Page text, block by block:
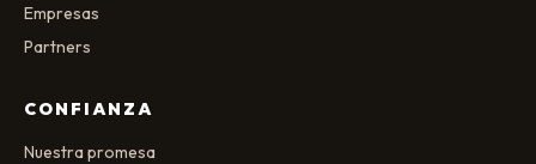
Empresas
Partners
CONFIANZA
Nuestra promesa